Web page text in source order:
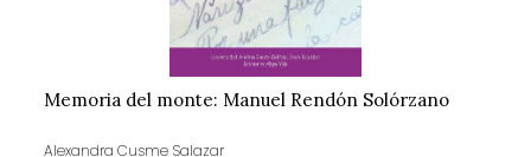
Memoria del monte: Manuel Rendón Solórzano
Alexandra Cusme Salazar